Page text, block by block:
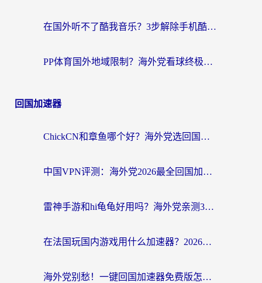
在国外听不了酷我音乐？3步解除手机酷我音乐海外限制，附实测好用加速器
PP体育国外地域限制？海外党看球终极方案：从欧洲杯到奥运会，中文解说不卡顿！
回国加速器
ChickCN和章鱼哪个好？海外党选回国加速器的3个关键维度 + 实用避坑指南
中国VPN评测：海外党2026最全回国加速器选择指南，告别地区限制不踩坑
雷神手游和hi龟龟好用吗？海外党亲测3款回国加速器，教你选对国外到国内加速器
在法国玩国内游戏用什么加速器？2026实测解决延迟卡顿的实用指南
海外党别愁！一键回国加速器免费版怎么选？从踩坑到流畅访问的全攻略